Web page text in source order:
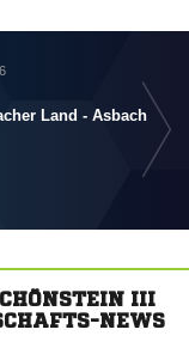
Land - Asbach
III
NEWS